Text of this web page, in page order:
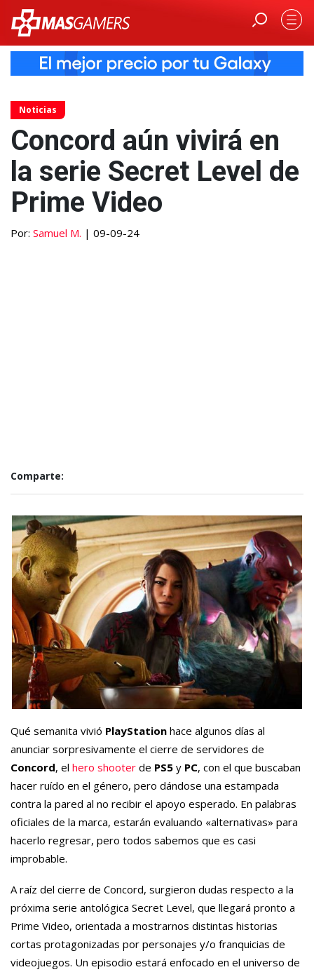
Noticias
Concord aún vivirá en
la serie Secret Level de
Prime Video
Por: Samuel M. | 09-09-24
Comparte:
Qué semanita vivió PlayStation hace algunos días al
anunciar sorpresivamente el cierre de servidores de
Concord, el hero shooter de PS5 y PC, con el que buscaban
hacer ruído en el género, pero dándose una estampada
contra la pared al no recibir el apoyo esperado. En palabras
oficiales de la marca, estarán evaluando «alternativas» para
hacerlo regresar, pero todos sabemos que es casi
improbable.
A raíz del cierre de Concord, surgieron dudas respecto a la
próxima serie antológica Secret Level, que llegará pronto a
Prime Video, orientada a mostrarnos distintas historias
cortas protagonizadas por personajes y/o franquicias de
videojuegos. Un episodio estará enfocado en el universo de